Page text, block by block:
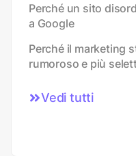
Perché un sito
a Google
Perché il marketing
rumoroso e più
Vedi tutti